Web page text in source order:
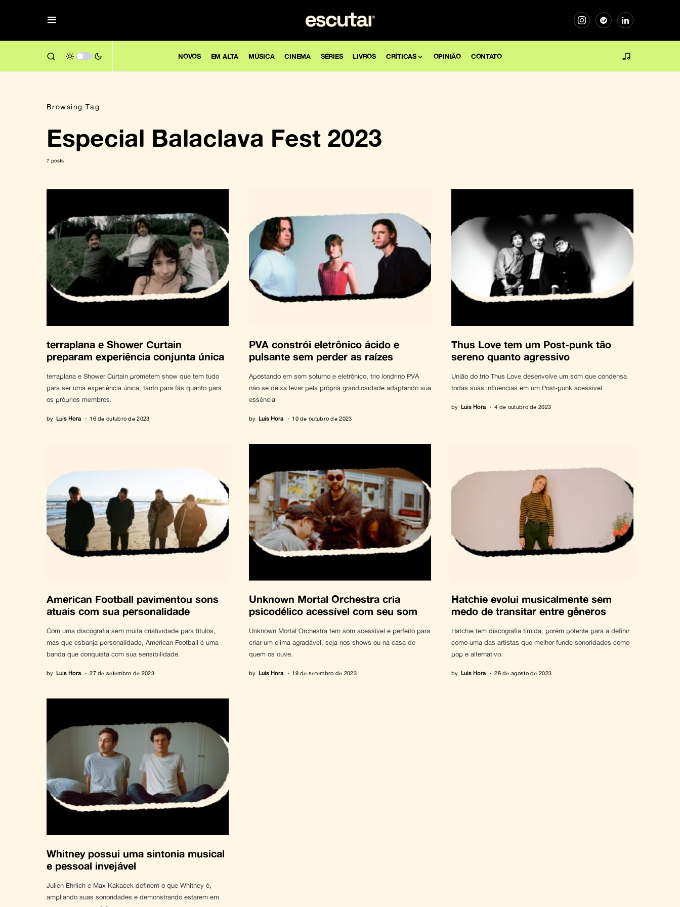
NOVOS EM ALTA MÚSICA CINEMA SÉRIES LIVROS CRÍTICAS OPINIÃO CONTATO
Browsing Tag
Especial Balaclava Fest 2023
7 posts
terraplana e Shower Curtain
preparam experiência conjunta única
terraplana e Shower Curtain prometem show que tem tudo
para ser uma experiência única, tanto para fãs quanto para
os próprios membros.
by Luis Hora 16 de outubro de 2023
PVA constrói eletrônico ácido e
pulsante sem perder as raízes
Apostando em som soturno e eletrônico, trio londrino PVA
não se deixa levar pela própria grandiosidade adaptando sua
essência
by Luis Hora 10 de outubro de 2023
Thus Love tem um Post-punk tão
sereno quanto agressivo
União do trio Thus Love desenvolve um som que condensa
todas suas influencias em um Post-punk acessível
by Luis Hora 4 de outubro de 2023
American Football pavimentou sons
atuais com sua personalidade
Com uma discografia sem muita criatividade para títulos,
mas que esbanja personalidade, American Football é uma
banda que conquista com sua sensibilidade.
by Luis Hora 27 de setembro de 2023
Unknown Mortal Orchestra cria
psicodélico acessível com seu som
Unknown Mortal Orchestra tem som acessível e perfeito para
criar um clima agradável, seja nos shows ou na casa de
quem os ouve.
by Luis Hora 19 de setembro de 2023
Hatchie evolui musicalmente sem
medo de transitar entre gêneros
Hatchie tem discografia tímida, porém potente para a definir
como uma das artistas que melhor funde sonoridades como
pop e alternativo.
by Luis Hora 28 de agosto de 2023
Whitney possui uma sintonia musical
e pessoal invejável
Julien Ehrlich e Max Kakacek definem o que Whitney é,
ampliando suas sonoridades e demonstrando estarem em